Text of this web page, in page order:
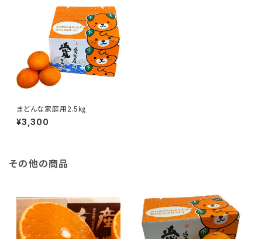
まどんな家庭用2.5㎏
¥3,300
その他の商品